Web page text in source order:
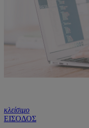
κλείσιμο
ΕΙΣΟΔΟΣ